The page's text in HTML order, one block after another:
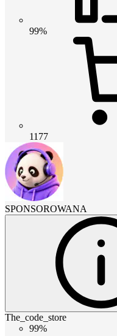
99%
1177
SPONSOROWANA
The_code_store
99%